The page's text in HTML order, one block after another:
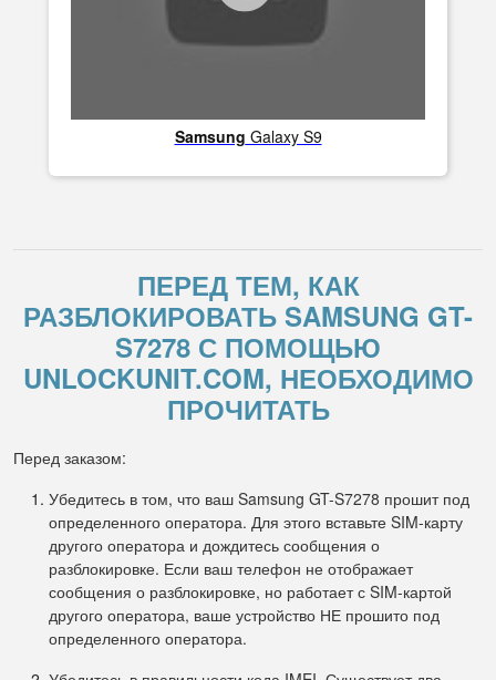
Samsung Galaxy S9
ПЕРЕД ТЕМ, КАК
РАЗБЛОКИРОВАТЬ SAMSUNG GT-
S7278 С ПОМОЩЬЮ
UNLOCKUNIT.COM, НЕОБХОДИМО
ПРОЧИТАТЬ
Перед заказом:
Убедитесь в том, что ваш Samsung GT-S7278 прошит под
определенного оператора. Для этого вставьте SIM-карту
другого оператора и дождитесь сообщения о
разблокировке. Если ваш телефон не отображает
сообщения о разблокировке, но работает с SIM-картой
другого оператора, ваше устройство НЕ прошито под
определенного оператора.